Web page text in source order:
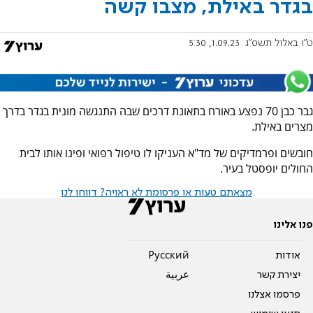
בגדר באילת, מצבו קשה
ט"ו באלול תשפ"ג 1.09.23, 5:30
גבר כבן 70 נפצע באורח בתאונת דרכים שבה התנגשה מונית בגדר בדרך
מצרים באילת.
חובשים ופרמדיקים של מד"א העניקו לו טיפול רפואי ופינו אותו לבית
החולים יופסטל בעיר.
מצאתם טעות או פרסומת לא ראויה? דווחו לנו
פנו אלינו
אודות
יצירת קשר
פרסמו אצלנו
Pусский
عربية